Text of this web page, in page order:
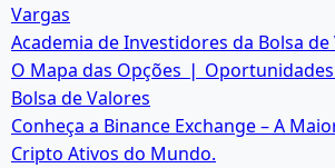
Vargas
Academia de Investidores da Bolsa de
O Mapa das Opções ❘
Bolsa de Valores
Conheça a Binance Exchange – A
Cripto Ativos do Mundo.